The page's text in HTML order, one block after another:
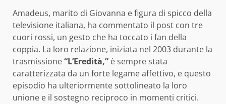
Amadeus, marito di Giovanna e figura di spicco della
televisione italiana, ha commentato il post con tre
cuori rossi, un gesto che ha toccato i fan della
coppia. La loro relazione, iniziata nel 2003 durante la
trasmissione“L’Eredità,” è sempre stata
caratterizzata da un forte legame affettivo, e questo
episodio ha ulteriormente sottolineato la loro
unione e il sostegno reciproco in momenti critici.